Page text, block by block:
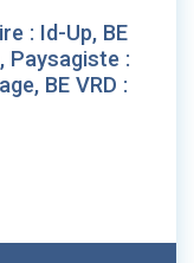
: Id-Up, BE
Paysagiste :
BE VRD :